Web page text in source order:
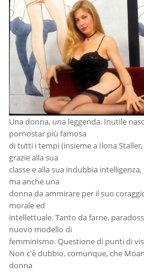
Una donna, una leggenda. Inutile
pornostar più famosa
di tutti i tempi (insieme a Ilona
grazie alla sua
classe e alla sua indubbia
ma anche una
donna da ammirare per il suo
morale ed
intellettuale. Tanto da farne,
nuovo modello di
femminismo. Questione di punti di
Non c'è dubbio, comunque, che
donna